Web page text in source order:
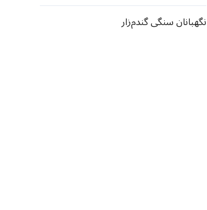
نگهبانان سنگی گندم‌زار